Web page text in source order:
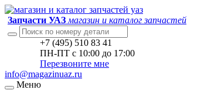
Запчасти УАЗ магазин и каталог запчастей
+7 (495) 510 83 41
ПН-ПТ с 10:00 до 17:00
Перезвоните мне
info@magazinuaz.ru
Меню